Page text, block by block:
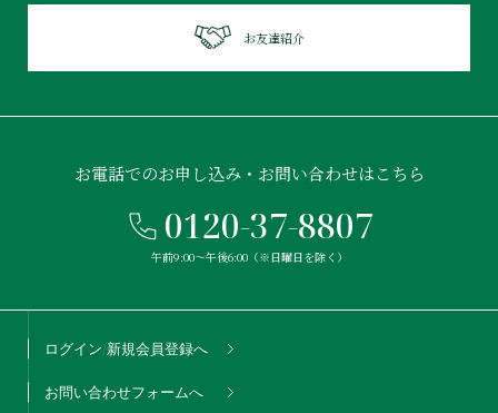
お友達紹介
お電話でのお申し込み・お問い合わせはこちら
0120-37-8807
午前9:00〜午後6:00（※日曜日を除く）
ログイン/新規会員登録へ
お問い合わせフォームへ